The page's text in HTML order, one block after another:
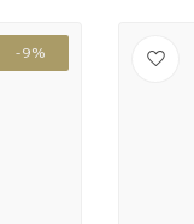
-9%